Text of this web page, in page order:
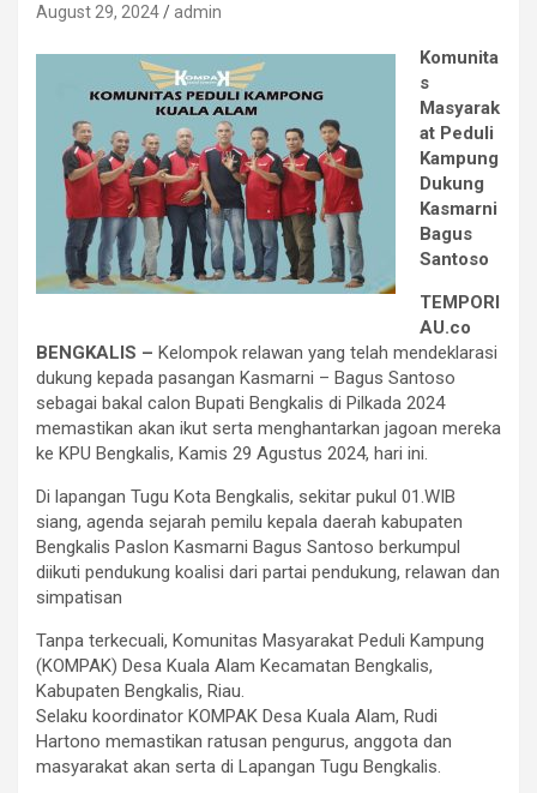
August 29, 2024 admin
Komunita
s
Masyarak
at Peduli
Kampung
Dukung
Kasmarni
Bagus
Santoso
TEMPORI
AU.co
BENGKALIS – Kelompok relawan yang telah mendeklarasi
dukung kepada pasangan Kasmarni – Bagus Santoso
sebagai bakal calon Bupati Bengkalis di Pilkada 2024
memastikan akan ikut serta menghantarkan jagoan mereka
ke KPU Bengkalis, Kamis 29 Agustus 2024, hari ini.
Di lapangan Tugu Kota Bengkalis, sekitar pukul 01.WIB
siang, agenda sejarah pemilu kepala daerah kabupaten
Bengkalis Paslon Kasmarni Bagus Santoso berkumpul
diikuti pendukung koalisi dari partai pendukung, relawan dan
simpatisan
Tanpa terkecuali, Komunitas Masyarakat Peduli Kampung
(KOMPAK) Desa Kuala Alam Kecamatan Bengkalis,
Kabupaten Bengkalis, Riau.
Selaku koordinator KOMPAK Desa Kuala Alam, Rudi
Hartono memastikan ratusan pengurus, anggota dan
masyarakat akan serta di Lapangan Tugu Bengkalis.